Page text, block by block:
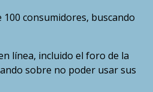
100 consumidores, buscando
línea, incluido el foro de la
sobre no poder usar sus